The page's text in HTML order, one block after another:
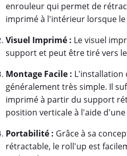
enrouleur qui permet de
imprimé à l'intérieur lorsque
Visuel Imprimé : Le visuel
support et peut être tiré vers
Montage Facile : L'installation
généralement très simple. Il
imprimé à partir du support
position verticale à l'aide
Portabilité : Grâce à sa
rétractable, le roll'up est